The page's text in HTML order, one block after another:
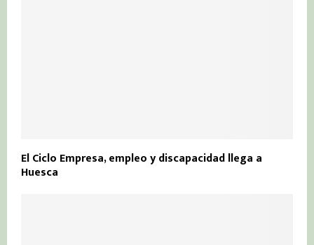
El Ciclo Empresa, empleo y discapacidad llega a
Huesca